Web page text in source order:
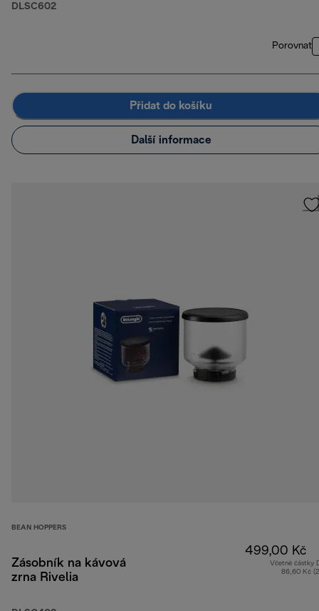
DLSC602
Porovnat
Přidat do košíku
Další informace
BEAN HOPPERS
Zásobník na kávová
zrna Rivelia
499,00 Kč
Včetně částky
86,60 Kč